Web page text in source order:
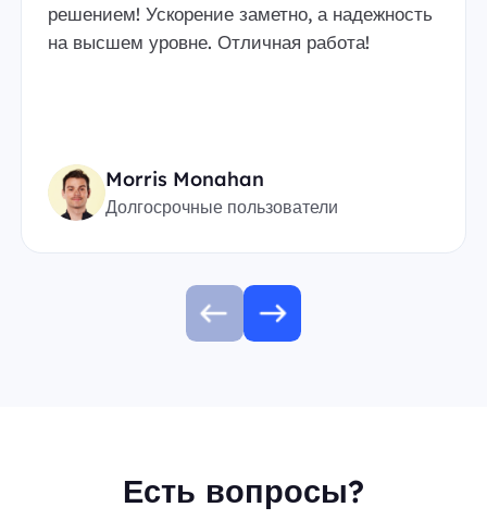
решением! Ускорение заметно, а надежность
на высшем уровне. Отличная работа!
Morris Monahan
Долгосрочные пользователи
Есть вопросы?